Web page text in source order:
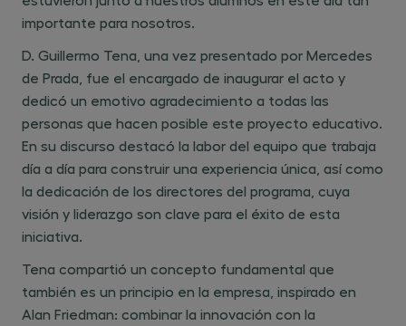
importante para nosotros.
D. Guillermo Tena, una vez presentado por Mercedes
de Prada, fue el encargado de inaugurar el acto y
dedicó un emotivo agradecimiento a todas las
personas que hacen posible este proyecto educativo.
En su discurso destacó la labor del equipo que trabaja
día a día para construir una experiencia única, así como
la dedicación de los directores del programa, cuya
visión y liderazgo son clave para el éxito de esta
iniciativa.
Tena compartió un concepto fundamental que
también es un principio en la empresa, inspirado en
Alan Friedman: combinar la innovación con la